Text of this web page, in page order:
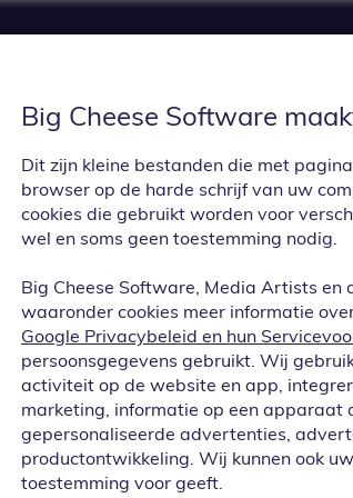
Big Cheese Software
Dit zijn kleine bestanden die met
browser op de harde schrijf van uw
cookies die gebruikt worden voor
wel en soms geen toestemming nodig.
Big Cheese Software, Media Artists en
waaronder cookies meer informatie
Google Privacybeleid en hun
persoonsgegevens gebruikt. Wij
activiteit op de website en app,
marketing, informatie op een apparaat
gepersonaliseerde advertenties,
productontwikkeling. Wij kunnen ook
toestemming voor geeft.